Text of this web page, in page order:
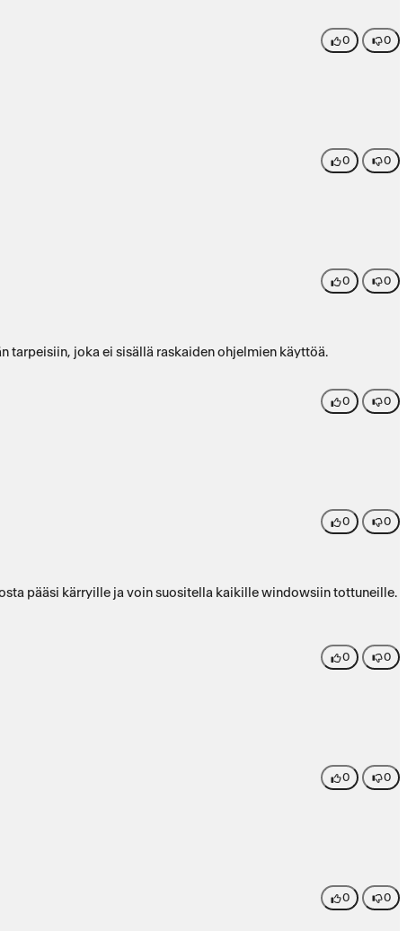
0 0
0 0
0 0
tarpeisiin, joka ei sisällä raskaiden ohjelmien käyttöä.
0 0
0 0
pääsi kärryille ja voin suositella kaikille windowsiin tottuneille.
0 0
0 0
0 0